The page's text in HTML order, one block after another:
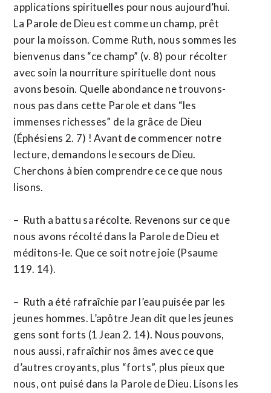
applications spirituelles pour nous aujourd’hui.
La Parole de Dieu est comme un champ, prêt
pour la moisson. Comme Ruth, nous sommes les
bienvenus dans “ce champ” (v. 8) pour récolter
avec soin la nourriture spirituelle dont nous
avons besoin. Quelle abondance ne trouvons-
nous pas dans cette Parole et dans “les
immenses richesses” de la grâce de Dieu
(Éphésiens 2. 7) ! Avant de commencer notre
lecture, demandons le secours de Dieu.
Cherchons à bien comprendre ce ce que nous
lisons.
– Ruth a battu sa récolte. Revenons sur ce que
nous avons récolté dans la Parole de Dieu et
méditons-le. Que ce soit notre joie (Psaume
119. 14).
– Ruth a été rafraîchie par l’eau puisée par les
jeunes hommes. L’apôtre Jean dit que les jeunes
gens sont forts (1 Jean 2. 14). Nous pouvons,
nous aussi, rafraîchir nos âmes avec ce que
d’autres croyants, plus “forts”, plus pieux que
nous, ont puisé dans la Parole de Dieu. Lisons les